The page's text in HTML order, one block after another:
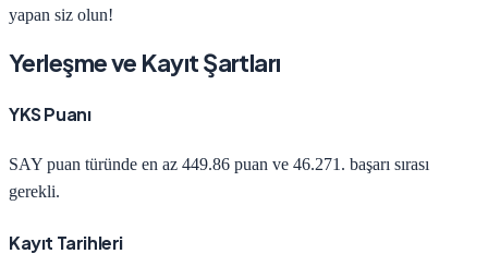
yapan siz olun!
Yerleşme ve Kayıt Şartları
YKS Puanı
SAY puan türünde en az 449.86 puan ve 46.271. başarı sırası
gerekli.
Kayıt Tarihleri